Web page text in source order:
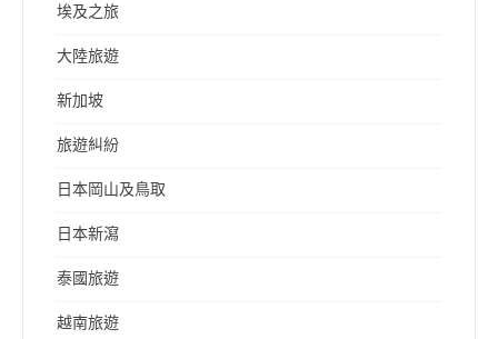
埃及之旅
大陸旅遊
新加坡
旅遊糾紛
日本岡山及鳥取
日本新瀉
泰國旅遊
越南旅遊